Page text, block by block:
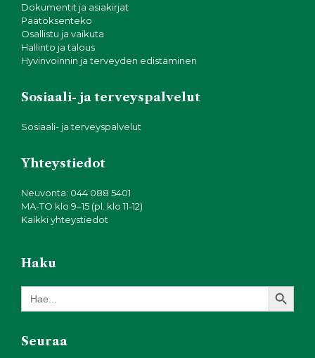
Dokumentit ja asiakirjat
Päätöksenteko
Osallistu ja vaikuta
Hallinto ja talous
Hyvinvoinnin ja terveyden edistäminen
Sosiaali- ja terveyspalvelut
Sosiaali- ja terveyspalvelut
Yhteystiedot
Neuvonta: 044 088 5401
MA-TO klo 9–15 (pl. klo 11-12)
Kaikki yhteystiedot
Haku
Search
for:
Search Button
Seuraa